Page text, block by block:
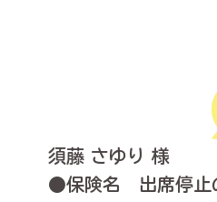
須藤 さゆり 様
●保険名 出席停止